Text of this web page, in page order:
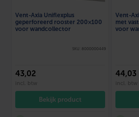
Vent-Axia Uniflexplus
geperforeerd rooster 200×100
voor wandcollector
SKU: 8000000449
43,02
incl. btw
Bekijk product
Vent-
met
voor
44,03
incl. btw